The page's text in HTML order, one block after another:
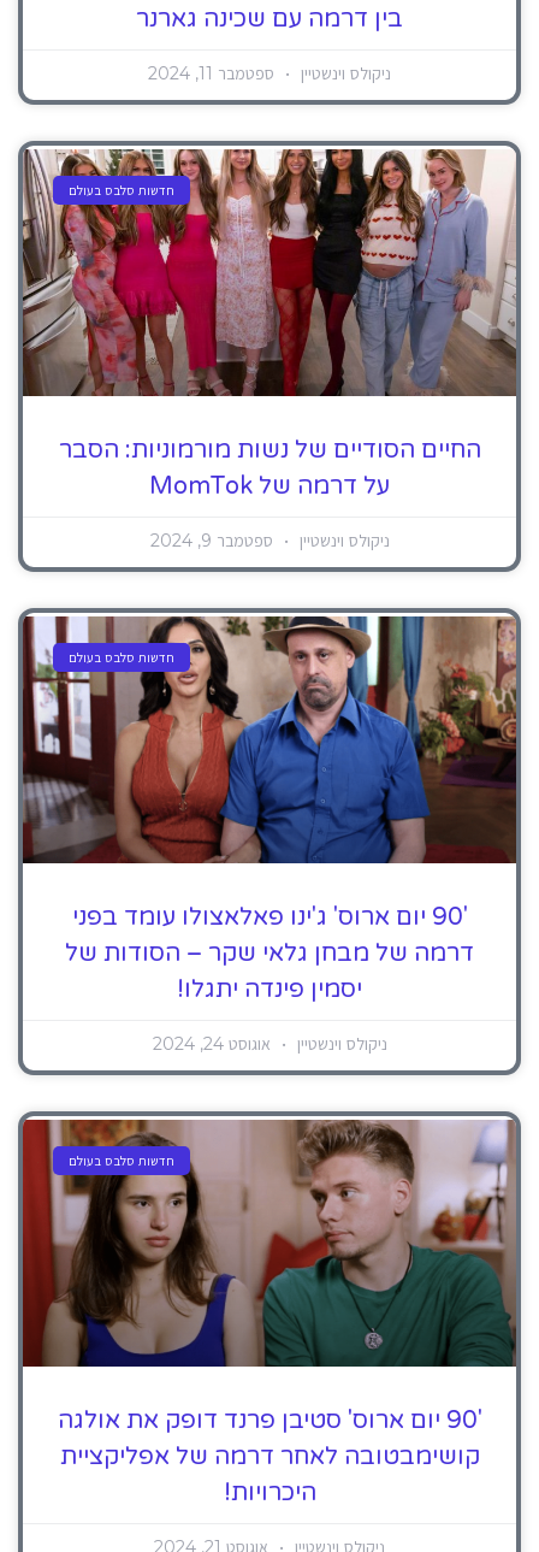
בין דרמה עם שכינה גארנר
ניקולס וינשטיין ספטמבר 11, 2024
חדשות סלבס בעולם
החיים הסודיים של נשות מורמוניות: הסבר
על דרמה של MomTok
ניקולס וינשטיין ספטמבר 9, 2024
חדשות סלבס בעולם
'90 יום ארוס' ג'ינו פאלאצולו עומד בפני
דרמה של מבחן גלאי שקר – הסודות של
יסמין פינדה יתגלו!
ניקולס וינשטיין אוגוסט 24, 2024
חדשות סלבס בעולם
'90 יום ארוס' סטיבן פרנד דופק את אולגה
קושימבטובה לאחר דרמה של אפליקציית
היכרויות!
ניקולס וינשטיין אוגוסט 21, 2024